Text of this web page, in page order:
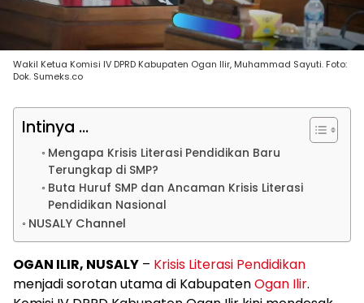
Wakil Ketua Komisi IV DPRD Kabupaten Ogan Ilir, Muhammad Sayuti. Foto:
Dok. Sumeks.co
Intinya ...
Mengapa Krisis Literasi Pendidikan Baru
Terungkap di SMP?
Buta Huruf SMP dan Ancaman Krisis Literasi
Pendidikan Nasional
NUSALY Channel
OGAN ILIR, NUSALY – Krisis Literasi Pendidikan
menjadi sorotan utama di KabupatenOgan Ilir.